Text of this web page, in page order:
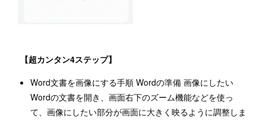
【超カンタン4ステップ】
Word文書を画像にする手順 Wordの準備 画像にしたい
Wordの文書を開き、画面右下のズーム機能などを使っ
て、画像にしたい部分が画面に大きく映るように調整しま